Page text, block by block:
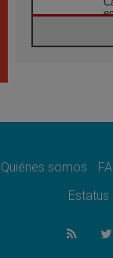
Quiénes somos
Estatus